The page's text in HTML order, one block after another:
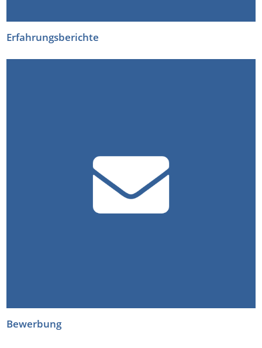
Erfahrungsberichte
Bewerbung